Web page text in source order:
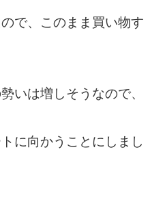
で、このまま買い物す
いは増しそうなので、
に向かうことにしまし